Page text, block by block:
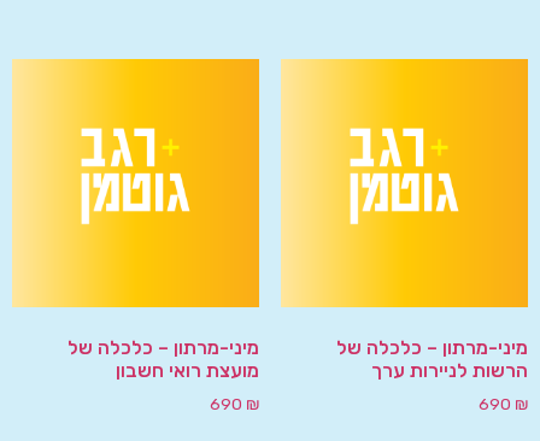
מיני-מרתון – כלכלה של
הרשות לניירות ערך
690 ₪
מיני-מרתון – כלכלה של
מועצת רואי חשבון
690 ₪